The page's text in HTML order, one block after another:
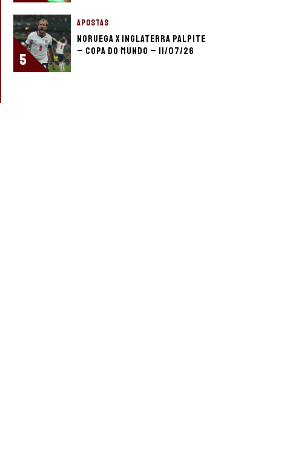
5
APOSTAS
Noruega x Inglaterra palpite
– Copa do Mundo – 11/07/26